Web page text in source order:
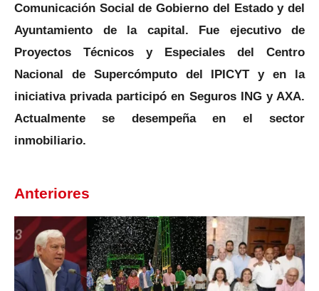
Comunicación Social de Gobierno del Estado y del
Ayuntamiento de la capital. Fue ejecutivo de
Proyectos Técnicos y Especiales del Centro
Nacional de Supercómputo del IPICYT y en la
iniciativa privada participó en Seguros ING y AXA.
Actualmente se desempeña en el sector
inmobiliario.
Anteriores